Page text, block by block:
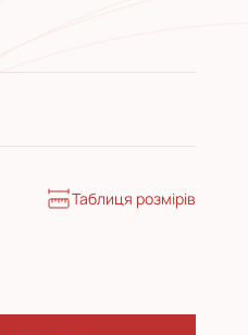
Таблиця розмірів